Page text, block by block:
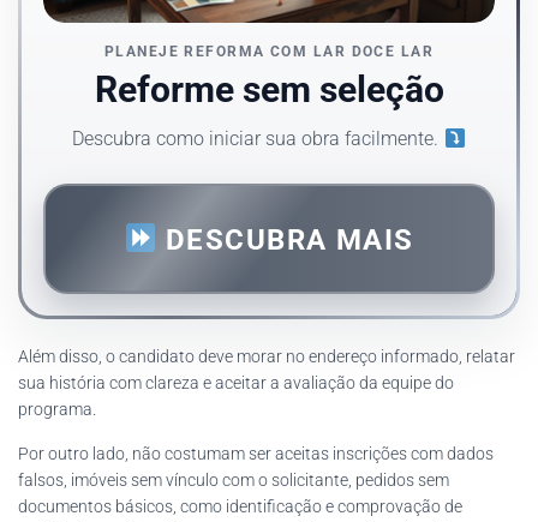
PLANEJE REFORMA COM LAR DOCE LAR
Reforme sem seleção
Descubra como iniciar sua obra facilmente.
DESCUBRA MAIS
Além disso, o candidato deve morar no endereço informado, relatar
sua história com clareza e aceitar a avaliação da equipe do
programa.
Por outro lado, não costumam ser aceitas inscrições com dados
falsos, imóveis sem vínculo com o solicitante, pedidos sem
documentos básicos, como identificação e comprovação de